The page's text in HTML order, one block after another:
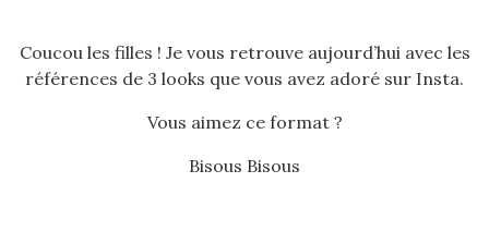
Coucou les filles ! Je vous retrouve aujourd’hui avec les
références de 3 looks que vous avez adoré sur Insta.
Vous aimez ce format ?
Bisous Bisous